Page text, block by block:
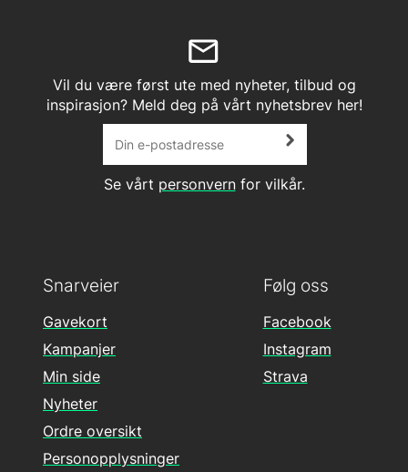
Vil du være først ute med nyheter, tilbud og
inspirasjon? Meld deg på vårt nyhetsbrev her!
Se vårt personvernfor vilkår.
Følg oss
Facebook
Instagram
Strava
Snarveier
Gavekort
Kampanjer
Min side
Nyheter
Ordre oversikt
Personopplysninger